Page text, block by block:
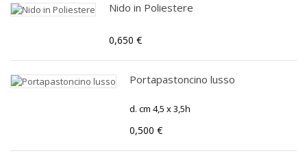
Nido in Poliestere
0,650 €
Portapastoncino lusso
d. cm 4,5 x 3,5h
0,500 €